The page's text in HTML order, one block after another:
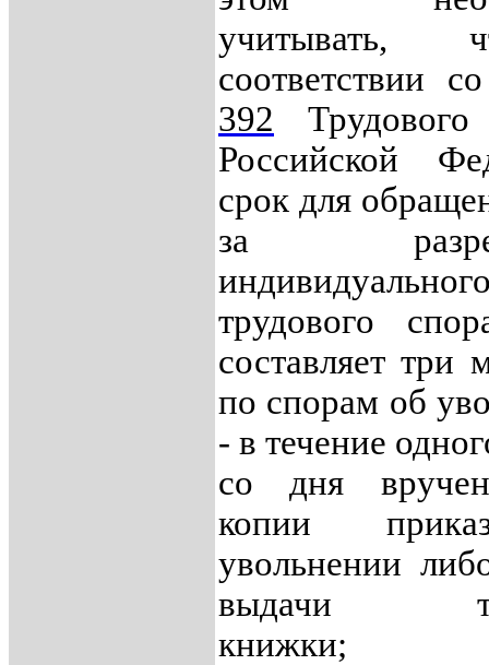
соответствии
392 Трудового
Российской
срок для
за
трудового
составляет три
по спорам об
- в течение
со дня
копии
увольнении
выдачи
книжки;